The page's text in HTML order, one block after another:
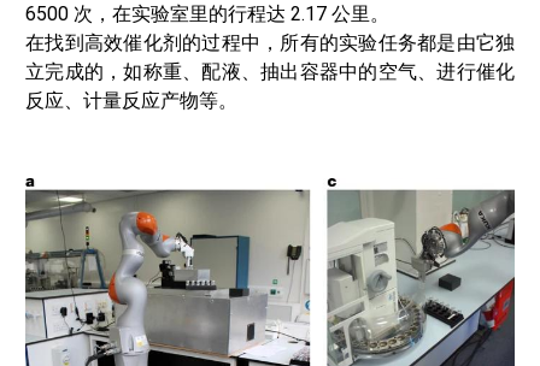
6500 次，在实验室里的行程达 2.17 公里。
在找到高效催化剂的过程中，所有的实验任务都是由它独
立完成的，如称重、配液、抽出容器中的空气、进行催化
反应、计量反应产物等。